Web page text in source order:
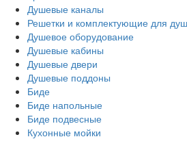
Душевые каналы
Решетки и комплектующие для
Душевое оборудование
Душевые кабины
Душевые двери
Душевые поддоны
Биде
Биде напольные
Биде подвесные
Кухонные мойки